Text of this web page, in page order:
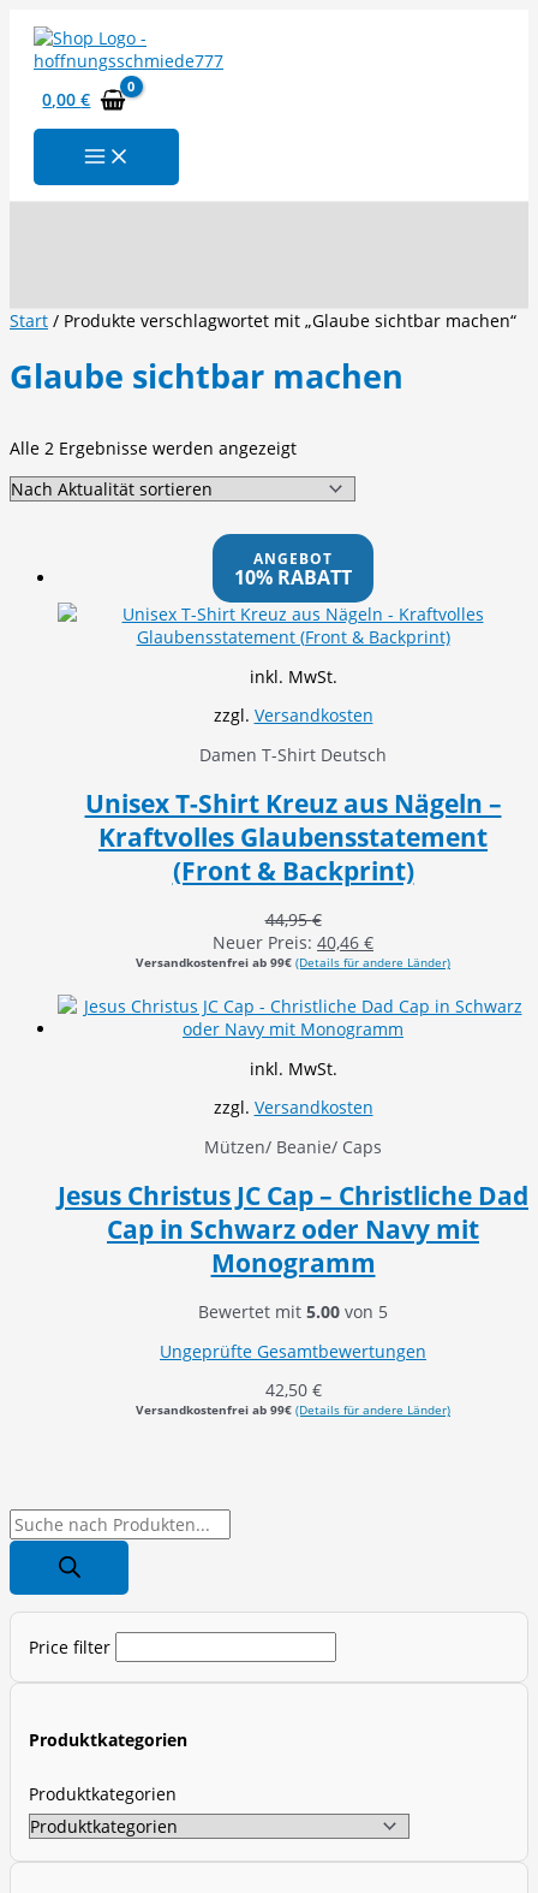
Inhalt
springen
0,00€
P
o
d
c
Price filter
Produktkategorien
Produktkategorien
Start / Produkte verschlagwortet mit „Glaube sichtbar machen“
Glaube sichtbar machen
Alle 2 Ergebnisse werden angezeigtNach
sortiert
ANGEBOT
10% RABATT
inkl. MwSt.
zzgl. Versandkosten
Damen T-Shirt Deutsch
Unisex T-Shirt Kreuz aus Nägeln –
Kraftvolles Glaubensstatement
(Front & Backprint)
44,95€
Neuer Preis: 40,46 €
Versandkostenfrei ab 99€ (Details für andere Länder)
inkl. MwSt.
zzgl. Versandkosten
Mützen/ Beanie/ Caps
Jesus Christus JC Cap – Christliche Dad
Cap in Schwarz oder Navy mit
Monogramm
Bewertet mit 5.00 von 5
Ungeprüfte Gesamtbewertungen
42,50 €
Versandkostenfrei ab 99€ (Details für andere Länder)